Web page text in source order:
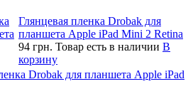
Глянцевая пленка Drobak для
планшета Apple iPad Mini 2 Retina
94 грн. Товар есть в наличии В
корзину
Drobak для планшета Apple iPad